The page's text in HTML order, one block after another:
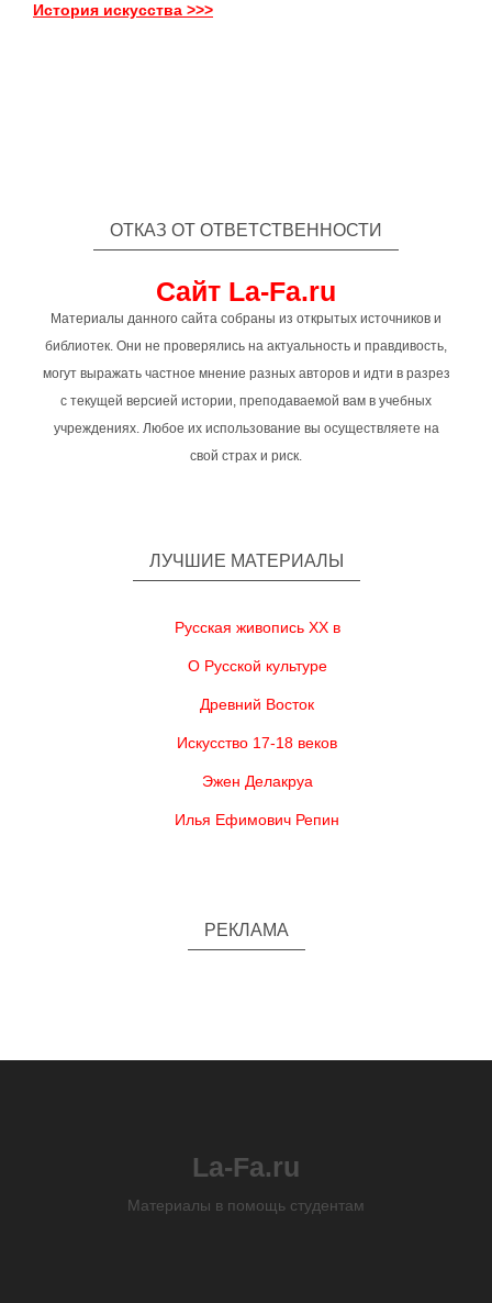
История искусства >>>
ОТКАЗ ОТ ОТВЕТСТВЕННОСТИ
Сайт La-Fa.ru
Материалы данного сайта собраны из открытых источников и
библиотек. Они не проверялись на актуальность и правдивость,
могут выражать частное мнение разных авторов и идти в разрез
с текущей версией истории, преподаваемой вам в учебных
учреждениях. Любое их использование вы осуществляете на
свой страх и риск.
ЛУЧШИЕ МАТЕРИАЛЫ
Русская живопись XX в
О Русской культуре
Древний Восток
Искусство 17-18 веков
Эжен Делакруа
Илья Ефимович Репин
РЕКЛАМА
La-Fa.ru
Материалы в помощь студентам